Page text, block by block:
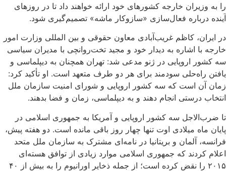
را به وزیران خارجه کشورهای خود ارائه خواهند داد تا در روزهای
آینده درباره فعال‌سازی «سازوکار ماشه» تصمیم‌گیری شود.
در ایران، کاظم غریب‌آبادی معاون حقوقی و بین المللی وزارت امور
خارجه با اشاره به دیدار خود و مجید تخت‌روانچی با مدیران سیاسی
سه کشور اروپایی در ژنو مدعی شد: تهران همچنان به دیپلماسی و
یافتن راه‌حلی سودمند برای هر دو طرف متعهد است. او تأکید کرد:
زمان آن است که سه کشور اروپایی و شورای امنیت سازمان ملل
انتخاب درستی انجام دهند و به دیپلماسی، زمان و فضا بدهند.
تا ضرب‌الاجل سه کشور اروپایی و آمریکا به جمهوری اسلامی در
پایان ماه میلادی اوت تنها چهار روز باقی مانده است. دو هفته پیش،
فرانسه، آلمان و بریتانیا در نامه‌ای مشترک به سازمان ملل متحد
اعلام کردند که جمهوری اسلامی موارد زیادی از توافق هسته‌ای
۲۰۱۵ را نقض کرده است؛ از جمله ذخایر اورانیوم را به بیش از ۴۰